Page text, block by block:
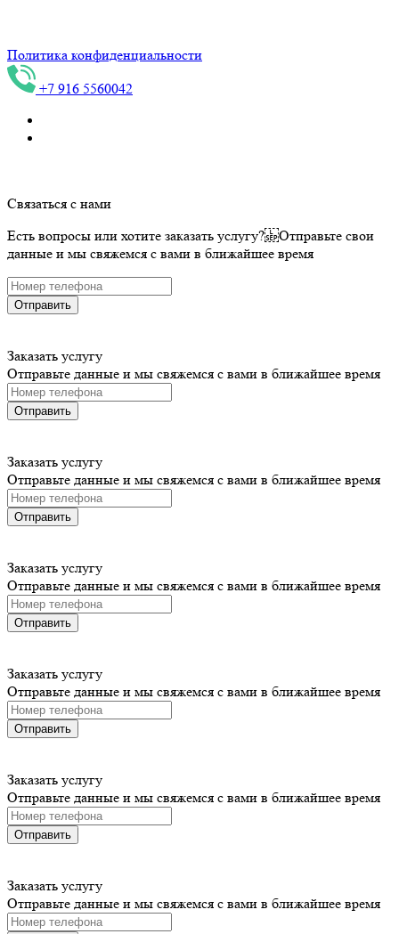
Политика конфиденциальности
+7 916 5560042
Связаться с нами
Есть вопросы или хотите заказать услугу? Отправьте свои
данные и мы свяжемся с вами в ближайшее время
Отправить
Заказать услугу
Отправьте данные и мы свяжемся с вами в ближайшее время
Отправить
Заказать услугу
Отправьте данные и мы свяжемся с вами в ближайшее время
Отправить
Заказать услугу
Отправьте данные и мы свяжемся с вами в ближайшее время
Отправить
Заказать услугу
Отправьте данные и мы свяжемся с вами в ближайшее время
Отправить
Заказать услугу
Отправьте данные и мы свяжемся с вами в ближайшее время
Отправить
Заказать услугу
Отправьте данные и мы свяжемся с вами в ближайшее время